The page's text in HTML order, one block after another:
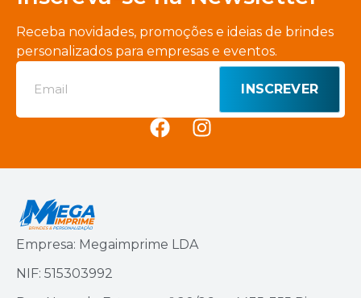
Receba novidades, promoções e ideias de brindes
personalizados para empresas e eventos.
INSCREVER
Empresa: Megaimprime LDA
NIF: 515303992